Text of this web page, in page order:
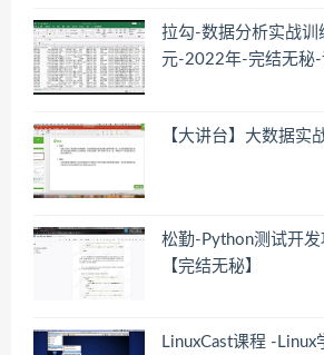
拉勾-数据分析实战
元-2022年-完结无秘-
【大讲台】大数据实
松勤-Python测试开
【完结无秘】
LinuxCast课程 -Linux